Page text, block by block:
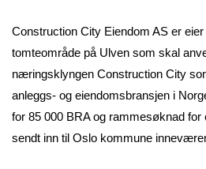
Construction City Eiendom AS er
tomteområde på Ulven som skal
næringsklyngen Construction City
anleggs- og eiendomsbransjen i
for 85 000 BRA og rammesøknad for
sendt inn til Oslo kommune